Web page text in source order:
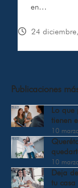
en…
24
Publicaciones
Lo que
tienen
10
10
Deja
tu